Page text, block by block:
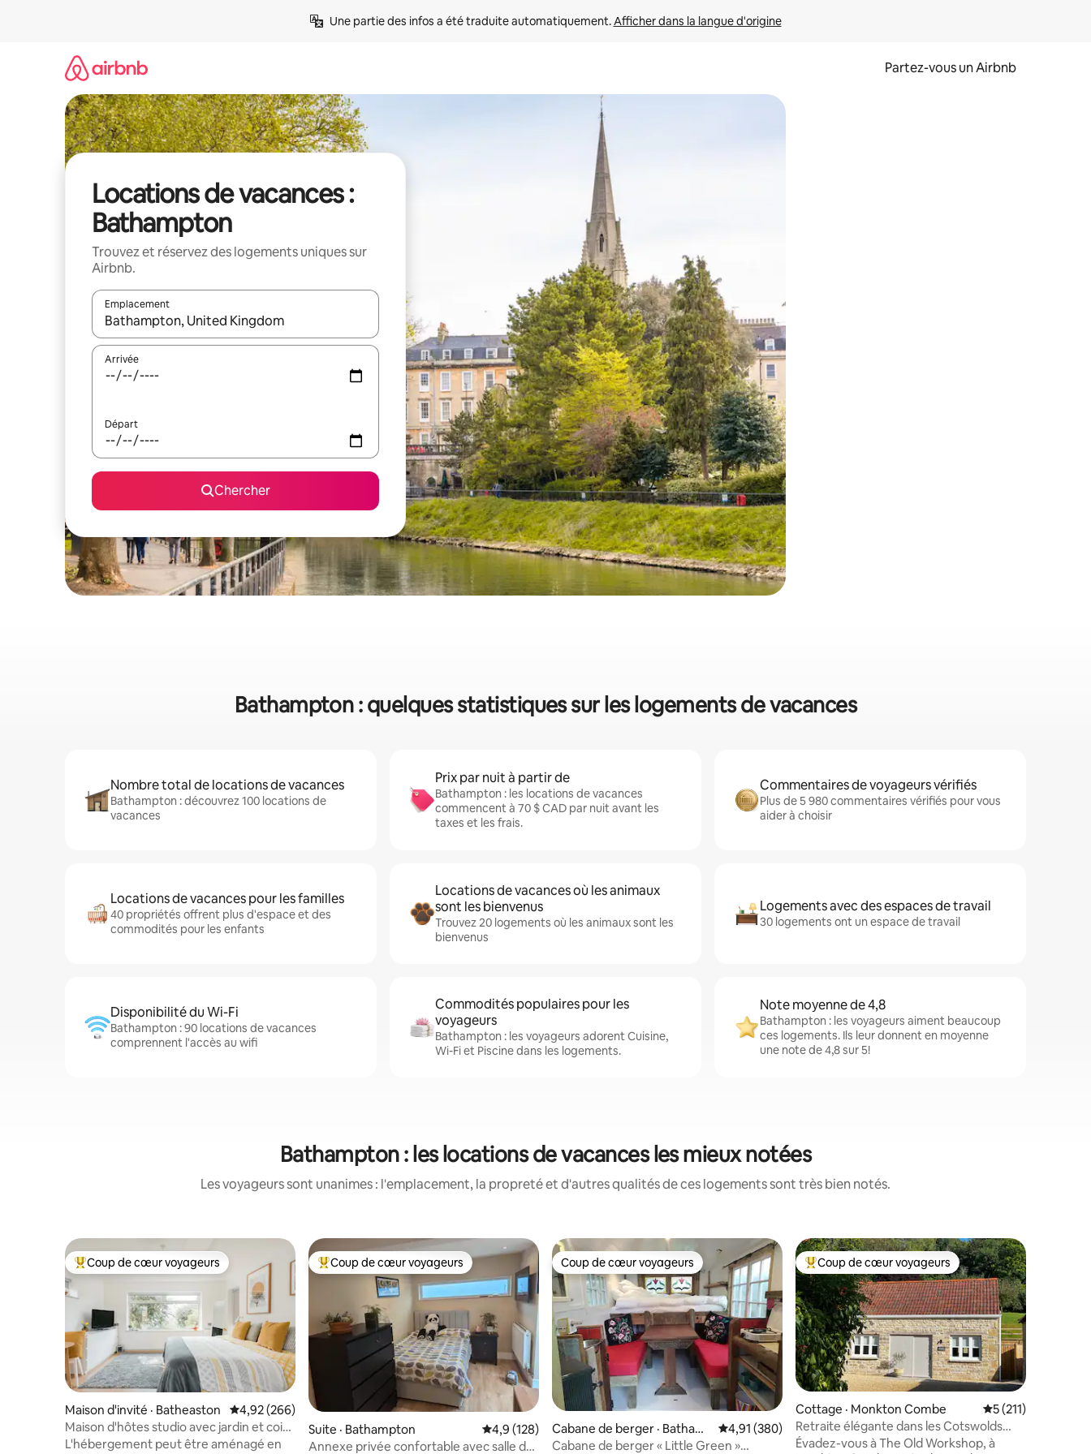
Une partie des infos a été traduite automatiquement. Afficher dans la langue d'origine
Partez-vous un Airbnb
Locations de vacances :
Bathampton
Trouvez et réservez des logements uniques sur
Airbnb.
Emplacement
Quand les résultats sont affichés, parcourez-les en utilisant les flèches vers le haut et vers le bas, ou en appuyant dessus et en les faisant glisser.
Arrivée
Départ
Chercher
Bathampton : quelques statistiques sur les logements de vacances
Nombre total de locations de vacances
Bathampton : découvrez 100 locations de
vacances
Prix par nuit à partir de
Bathampton : les locations de vacances
commencent à 70 $ CAD par nuit avant les
taxes et les frais.
Commentaires de voyageurs vérifiés
Plus de 5 980 commentaires vérifiés pour vous
aider à choisir
Locations de vacances pour les familles
40 propriétés offrent plus d'espace et des
commodités pour les enfants
Locations de vacances où les animaux
sont les bienvenus
Trouvez 20 logements où les animaux sont les
bienvenus
Logements avec des espaces de travail
30 logements ont un espace de travail
Disponibilité du Wi-Fi
Bathampton : 90 locations de vacances
comprennent l'accès au wifi
Commodités populaires pour les
voyageurs
Bathampton : les voyageurs adorent Cuisine,
Wi-Fi et Piscine dans les logements.
Note moyenne de 4,8
Bathampton : les voyageurs aiment beaucoup
ces logements. Ils leur donnent en moyenne
une note de 4,8 sur 5!
Bathampton : les locations de vacances les mieux notées
Les voyageurs sont unanimes : l'emplacement, la propreté et d'autres qualités de ces logements sont très bien notés.
Coup de cœur voyageurs parmi les plus aimés
Coup de cœur voyageurs
Maison d'invité · Batheaston Note moyenne de 4,92 sur 5, 266 commentaires
4,92 (266)
Maison d'hôtes studio avec jardin et coin
salon extérieur.
L'hébergement peut être aménagé en
Coup de cœur voyageurs parmi les plus aimés
Coup de cœur voyageurs
Suite · Bathampton Note moyenne de 4,9 sur 5, 128 commentaires
4,9 (128)
Annexe privée confortable avec salle de
Coup de cœur voyageurs
Coup de cœur voyageurs
Cabane de berger · Batham
pton
Note moyenne de 4,91 sur 5, 380 commentaires
4,91 (380)
Cabane de berger « Little Green »
Coup de cœur voyageurs parmi les plus aimés
Coup de cœur voyageurs
Cottage · Monkton Combe Note moyenne de
5 (211)
Retraite élégante dans les Cotswolds
près de Bath | Stationnement et VE
Évadez-vous à The Old Workshop, à